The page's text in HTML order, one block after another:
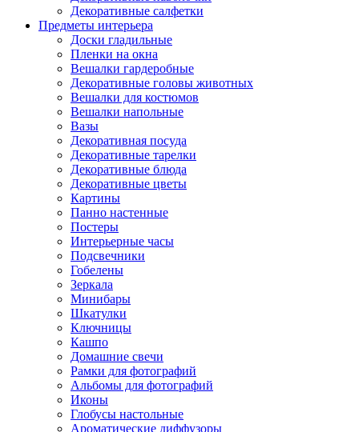
Декоративные салфетки
Предметы интерьера
Доски гладильные
Пленки на окна
Вешалки гардеробные
Декоративные головы животных
Вешалки для костюмов
Вешалки напольные
Вазы
Декоративная посуда
Декоративные тарелки
Декоративные блюда
Декоративные цветы
Картины
Панно настенные
Постеры
Интерьерные часы
Подсвечники
Гобелены
Зеркала
Минибары
Шкатулки
Ключницы
Кашпо
Домашние свечи
Рамки для фотографий
Альбомы для фотографий
Иконы
Глобусы настольные
Ароматические диффузоры